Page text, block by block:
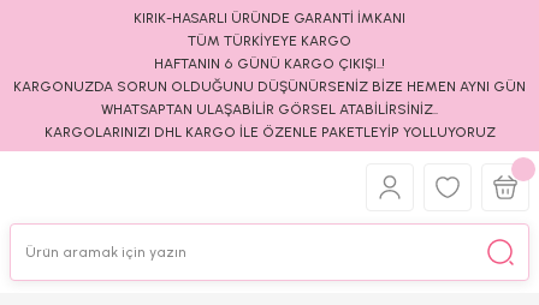
KIRIK-HASARLI ÜRÜNDE GARANTİ İMKANI
TÜM TÜRKİYEYE KARGO
HAFTANIN 6 GÜNÜ KARGO ÇIKIŞI..!
KARGONUZDA SORUN OLDUĞUNU DÜŞÜNÜRSENİZ BİZE HEMEN AYNI GÜN
WHATSAPTAN ULAŞABİLİR GÖRSEL ATABİLİRSİNİZ..
KARGOLARINIZI DHL KARGO İLE ÖZENLE PAKETLEYİP YOLLUYORUZ